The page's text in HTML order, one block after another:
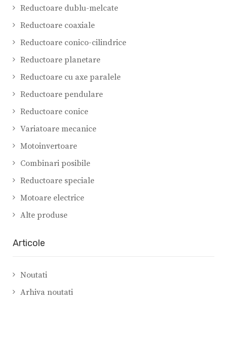
Reductoare dublu-melcate
Reductoare coaxiale
Reductoare conico-cilindrice
Reductoare planetare
Reductoare cu axe paralele
Reductoare pendulare
Reductoare conice
Variatoare mecanice
Motoinvertoare
Combinari posibile
Reductoare speciale
Motoare electrice
Alte produse
Articole
Noutati
Arhiva noutati